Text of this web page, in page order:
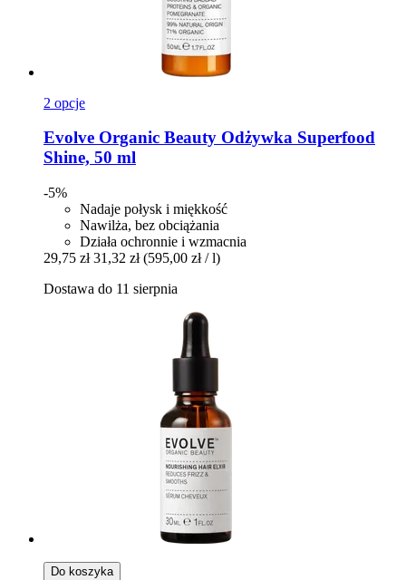
2 opcje
Evolve Organic Beauty Odżywka Superfood
Shine, 50 ml
-5%
Nadaje połysk i miękkość
Nawilża, bez obciążania
Działa ochronnie i wzmacnia
29,75 zł 31,32 zł (595,00 zł / l)
Dostawa do 11 sierpnia
Do koszyka